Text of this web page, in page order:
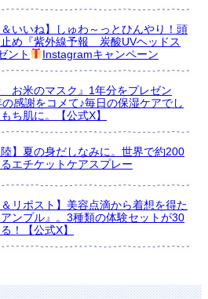
＆いいね】しゅわ～っとひんやり！頭
止め『紫外線予報 炭酸UVヘッドス
ント
Instagramキャンペーン
お米のマスク』1年分をプレゼン
の感謝をコメて♪毎日の保湿ケアでし
ち肌に。【公式X】
陸】夏の身だしなみに。世界で約200
エチケットケアスプレー
＆リポスト】美容点滴から着想を得た
ンプル』。3種類の体験セットが30
！【公式X】